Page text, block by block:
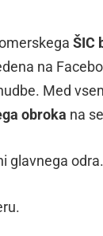
ŠIC
na
Med
obroka na
glavnega odra.